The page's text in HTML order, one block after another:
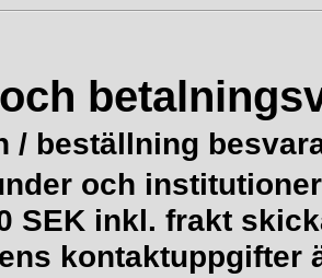
/ beställning
och
SEK inkl. frakt
kontaktuppgifter